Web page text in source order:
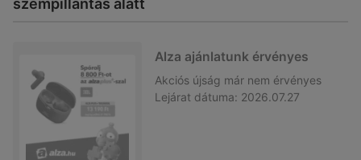
szempillantás alatt
Alza ajánlatunk érvényes
Akciós újság már nem érvényes
Lejárat dátuma: 2026.07.27